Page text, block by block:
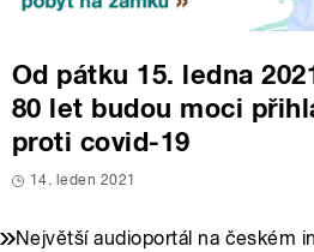
Od pátku 15. ledna
80 let budou moci
proti covid-19
14. leden 2021
Největší audioportál na českém